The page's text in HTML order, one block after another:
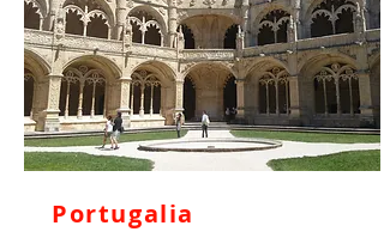
Portugalia